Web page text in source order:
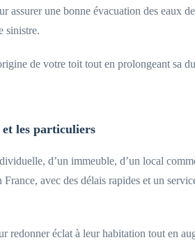
assurer une bonne évacuation des eaux
sinistre.
de votre toit tout en prolongeant sa
et les particuliers
d’un immeuble, d’un local
avec des délais rapides et un
redonner éclat à leur habitation tout en